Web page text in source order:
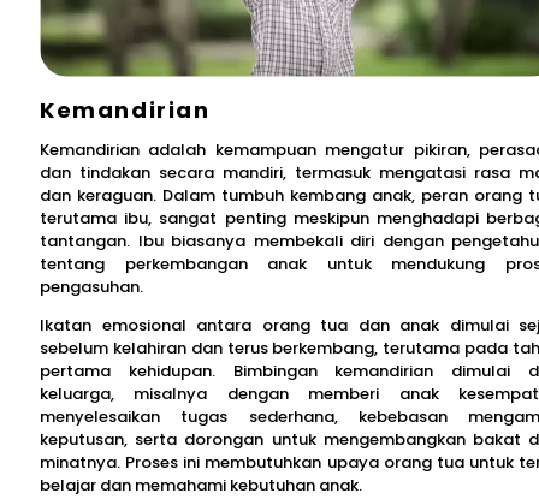
Kemandirian
Kemandirian adalah kemampuan mengatur pikiran,
dan tindakan secara mandiri, termasuk mengatasi rasa
dan keraguan. Dalam tumbuh kembang anak, peran orang
terutama ibu, sangat penting meskipun menghadapi
tantangan. Ibu biasanya membekali diri dengan
tentang perkembangan anak untuk mendukung
pengasuhan.
Ikatan emosional antara orang tua dan anak dimulai
sebelum kelahiran dan terus berkembang, terutama pada
pertama kehidupan. Bimbingan kemandirian dimulai
keluarga, misalnya dengan memberi anak
menyelesaikan tugas sederhana, kebebasan
keputusan, serta dorongan untuk mengembangkan bakat
minatnya. Proses ini membutuhkan upaya orang tua untuk
belajar dan memahami kebutuhan anak.